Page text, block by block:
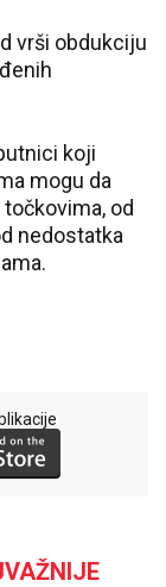
vrši obdukciju
koji
mogu da
od
nedostatka